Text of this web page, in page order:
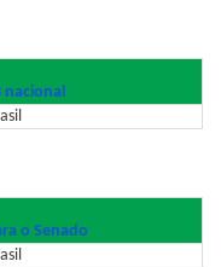
nacional
o Senado